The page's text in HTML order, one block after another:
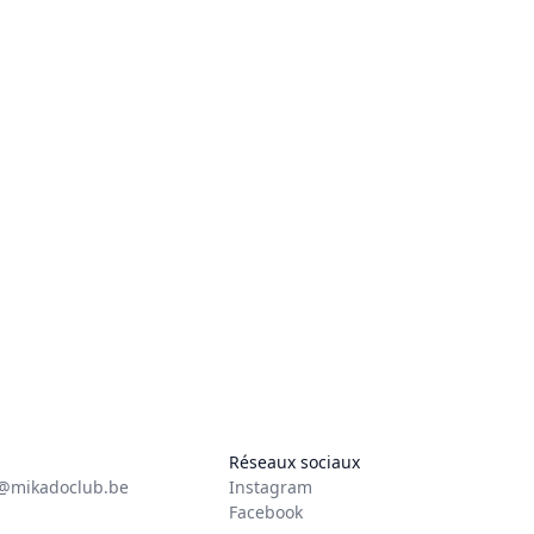
Réseaux sociaux
Instagram
Facebook